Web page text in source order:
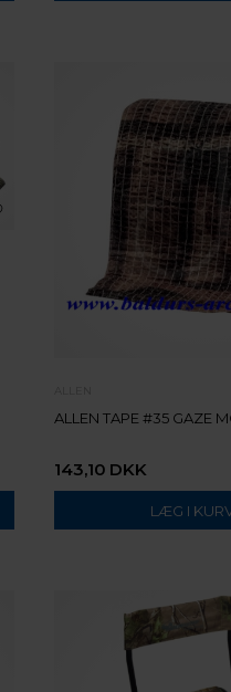
ALLEN TAPE #35 GAZE
143,10 DKK